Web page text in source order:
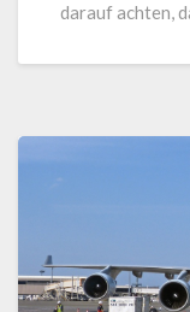
darauf achten,